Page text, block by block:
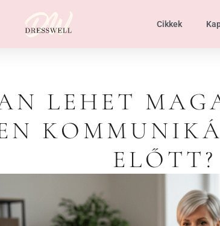
Cikkek
LEHET
ELŐTT?